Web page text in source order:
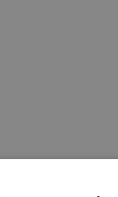
Master
herzlich zu